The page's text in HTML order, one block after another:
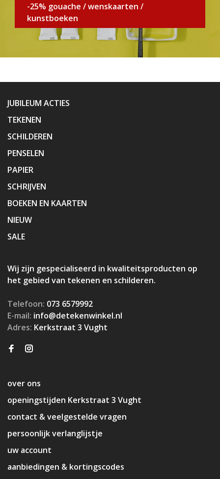
-25% gouache / wenskaarten /
kunstboeken
JUBILEUM ACTIES
TEKENEN
SCHILDEREN
PENSELEN
PAPIER
SCHRIJVEN
BOEKEN EN KAARTEN
NIEUW
SALE
Wij zijn gespecialiseerd in kwaliteitsproducten op
het gebied van tekenen en schilderen.
Telefoon: 073 6579992
E-mail: info@detekenwinkel.nl
Adres: Kerkstraat 3 Vught
over ons
openingstijden Kerkstraat 3 Vught
contact & veelgestelde vragen
persoonlijk verlanglijstje
uw account
aanbiedingen & kortingscodes